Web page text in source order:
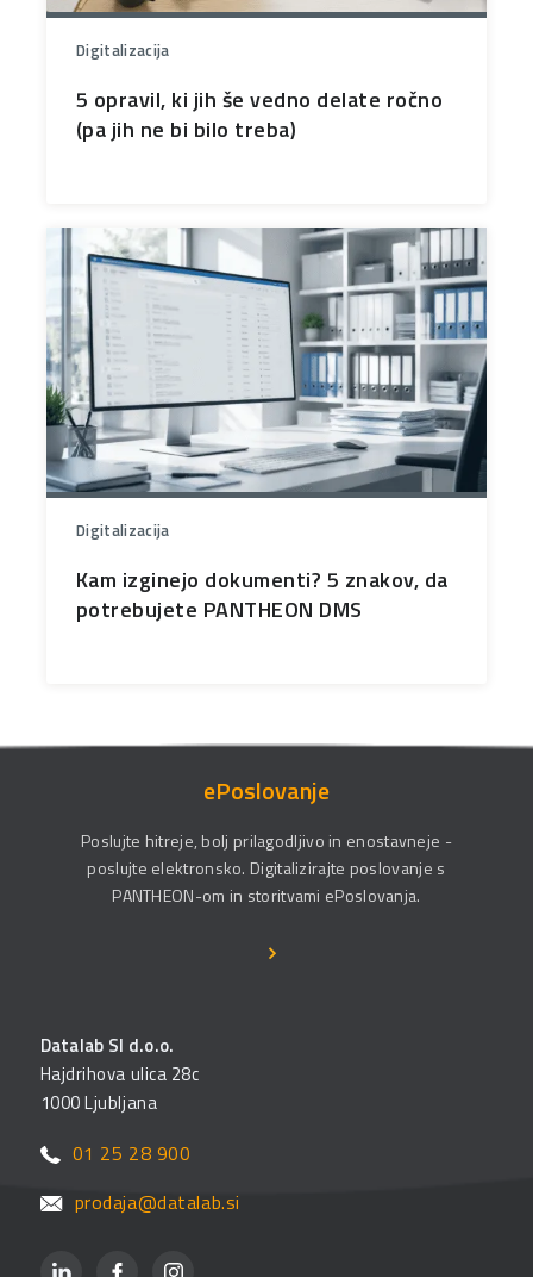
Digitalizacija
5 opravil, ki jih še vedno delate ročno
(pa jih ne bi bilo treba)
Digitalizacija
Kam izginejo dokumenti? 5 znakov, da
potrebujete PANTHEON DMS
ePoslovanje
Poslujte hitreje, bolj prilagodljivo in enostavneje -
poslujte elektronsko. Digitalizirajte poslovanje s
PANTHEON-om in storitvami ePoslovanja.
Datalab SI d.o.o.
Hajdrihova ulica 28c
1000 Ljubljana
01 25 28 900
prodaja@datalab.si